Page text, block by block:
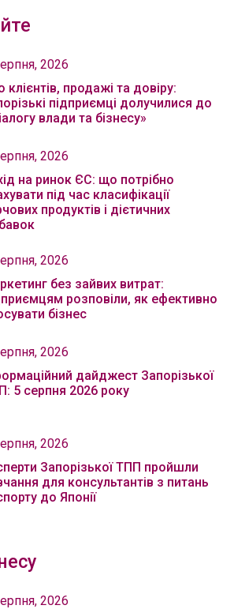
2026
клієнтів, продажі та довіру:
підприємці долучилися до
влади та бізнесу»
2026
на ринок ЄС: що потрібно
під час класифікації
продуктів і дієтичних
2026
без зайвих витрат:
розповіли, як ефективно
бізнес
2026
дайджест Запорізької
5 серпня 2026 року
2026
Запорізької ТПП пройшли
для консультантів з питань
до Японії
2026